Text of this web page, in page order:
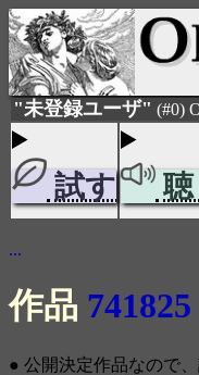
"未登録ユーザ" (#0)
試す 聴
...
作品 741825
● 公開決定作品なので